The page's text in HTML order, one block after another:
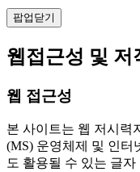
팝업닫기
웹접근성 및 저
웹 접근성
본 사이트는 웹 저시력
(MS) 운영체제 및 인터
도 활용될 수 있는 글